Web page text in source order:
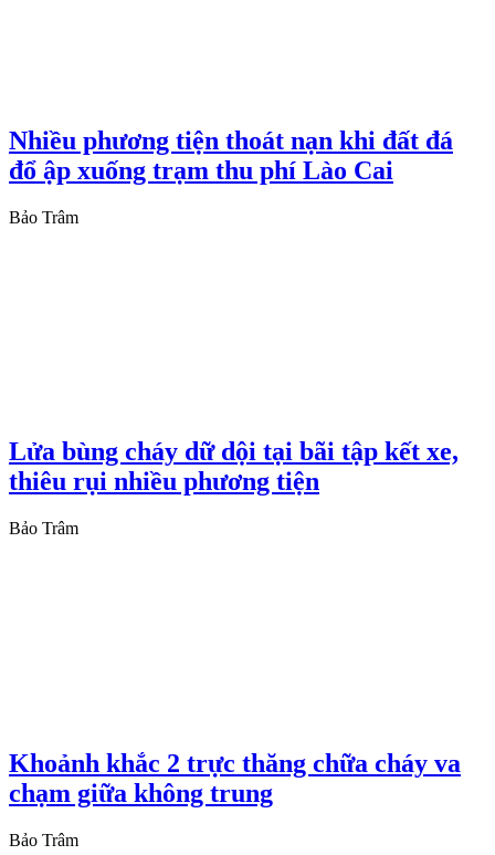
Nhiều phương tiện thoát nạn khi đất đá
đổ ập xuống trạm thu phí Lào Cai
Bảo Trâm
Lửa bùng cháy dữ dội tại bãi tập kết xe,
thiêu rụi nhiều phương tiện
Bảo Trâm
Khoảnh khắc 2 trực thăng chữa cháy va
chạm giữa không trung
Bảo Trâm